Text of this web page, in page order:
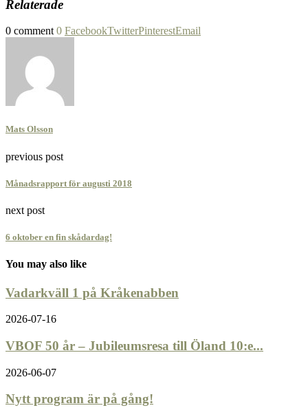
Relaterade
0 comment 0 FacebookTwitterPinterestEmail
Mats Olsson
previous post
Månadsrapport för augusti 2018
next post
6 oktober en fin skådardag!
You may also like
Vadarkväll 1 på Kråkenabben
2026-07-16
VBOF 50 år – Jubileumsresa till Öland 10:e...
2026-06-07
Nytt program är på gång!